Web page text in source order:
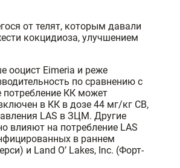
от телят, которым давали
кокцидиоза, улучшением
Eimeria и реже
по сравнению с
потребление КК может
в КК в дозе 44 мг/кг СВ,
LAS в ЗЦМ. Другие
влияют на потребление LAS
в раннем
и Land O’ Lakes, Inc. (Форт-